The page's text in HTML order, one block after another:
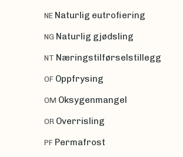
NE Naturlig eutrofiering
NG Naturlig gjødsling
NT Næringstilførselstillegg
OF Oppfrysing
OM Oksygenmangel
OR Overrisling
PF Permafrost